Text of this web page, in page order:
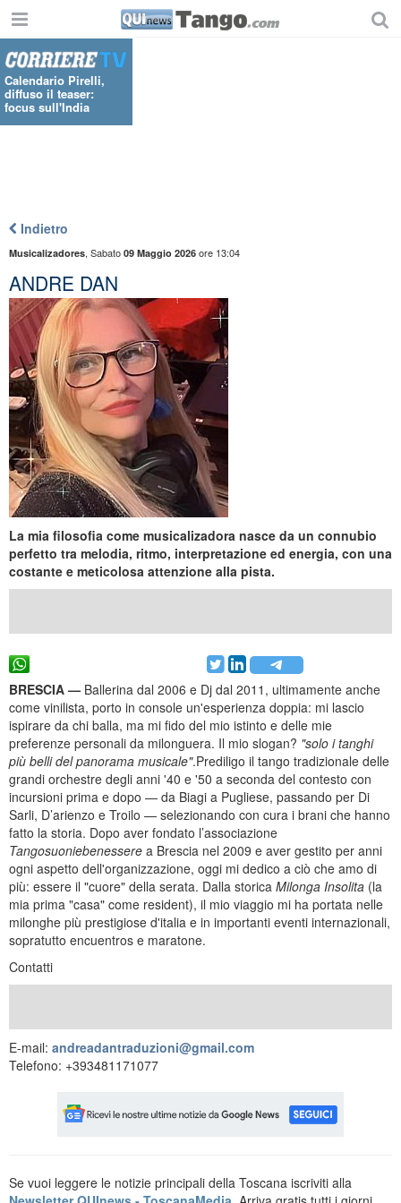
Calendario Pirelli,
diffuso il teaser:
focus sull'India
Indietro
Musicalizadores, Sabato 09 Maggio 2026ore 13:04
ANDRE DAN
La mia filosofia come musicalizadora nasce da un connubio
perfetto tra melodia, ritmo, interpretazione ed energia, con una
costante e meticolosa attenzione alla pista.
BRESCIA — Ballerina dal 2006 e Dj dal 2011, ultimamente anche
come vinilista, porto in console un'esperienza doppia: mi lascio
ispirare da chi balla, ma mi fido del mio istinto e delle mie
preferenze personali da milonguera. Il mio slogan? "solo i tanghi
più belli del panorama musicale".Prediligo il tango tradizionale delle
grandi orchestre degli anni '40 e '50 a seconda del contesto con
incursioni prima e dopo — da Biagi a Pugliese, passando per Di
Sarli, D’arienzo e Troilo — selezionando con cura i brani che hanno
fatto la storia. Dopo aver fondato l’associazione
Tangosuoniebenesserea Brescia nel 2009 e aver gestito per anni
ogni aspetto dell'organizzazione, oggi mi dedico a ciò che amo di
più: essere il "cuore" della serata. Dalla storica Milonga Insolita(la
mia prima "casa" come resident), il mio viaggio mi ha portata nelle
milonghe più prestigiose d'italia e in importanti eventi internazionali,
sopratutto encuentros e maratone.
Contatti
E-mail: andreadantraduzioni@gmail.com
Telefono: +393481171077
Se vuoi leggere le notizie principali della Toscana iscriviti alla